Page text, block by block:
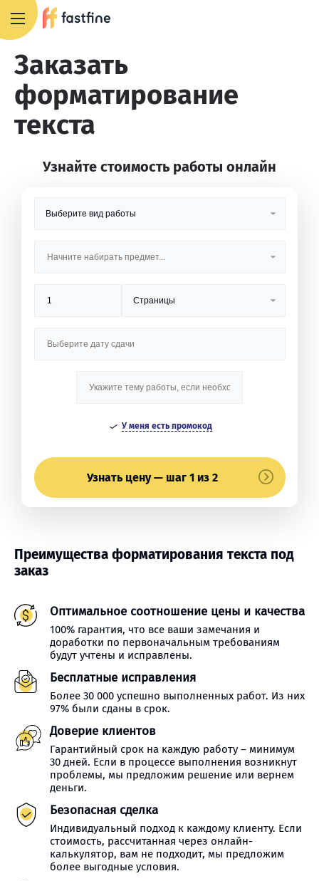
Заказать
форматирование
текста
Узнайте стоимость работы онлайн
У меня есть промокод
Узнать цену — шаг 1 из 2
Преимущества форматирования текста под
заказ
Оптимальное соотношение цены и качества
100% гарантия, что все ваши замечания и
доработки по первоначальным требованиям
будут учтены и исправлены.
Бесплатные исправления
Более 30 000 успешно выполненных работ. Из них
97% были сданы в срок.
Доверие клиентов
Гарантийный срок на каждую работу – минимум
30 дней. Если в процессе выполнения возникнут
проблемы, мы предложим решение или вернем
деньги.
Безопасная сделка
Индивидуальный подход к каждому клиенту. Если
стоимость, рассчитанная через онлайн-
калькулятор, вам не подходит, мы предложим
более выгодные условия.